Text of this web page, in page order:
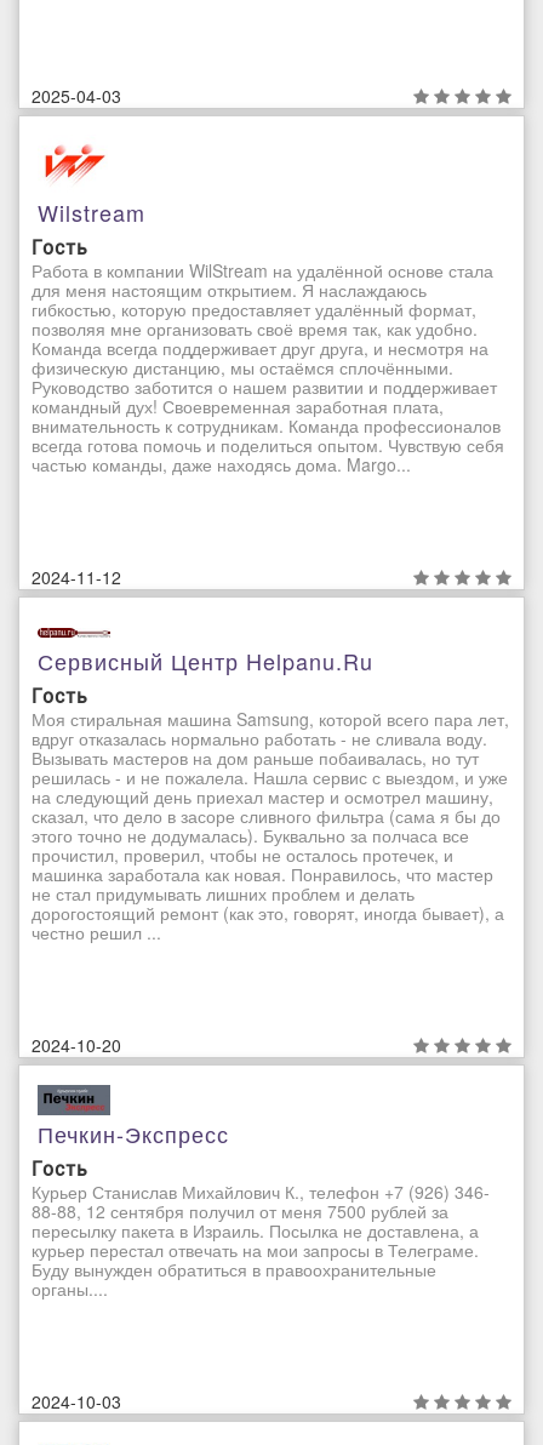
2025-04-03
Wilstream
Гость
Работа в компании WilStream на удалённой основе стала
для меня настоящим открытием. Я наслаждаюсь
гибкостью, которую предоставляет удалённый формат,
позволяя мне организовать своё время так, как удобно.
Команда всегда поддерживает друг друга, и несмотря на
физическую дистанцию, мы остаёмся сплочёнными.
Руководство заботится о нашем развитии и поддерживает
командный дух! Своевременная заработная плата,
внимательность к сотрудникам. Команда профессионалов
всегда готова помочь и поделиться опытом. Чувствую себя
частью команды, даже находясь дома. Margo...
2024-11-12
Сервисный Центр Helpanu.ru
Гость
Моя стиральная машина Samsung, которой всего пара лет,
вдруг отказалась нормально работать - не сливала воду.
Вызывать мастеров на дом раньше побаивалась, но тут
решилась - и не пожалела. Нашла сервис с выездом, и уже
на следующий день приехал мастер и осмотрел машину,
сказал, что дело в засоре сливного фильтра (сама я бы до
этого точно не додумалась). Буквально за полчаса все
прочистил, проверил, чтобы не осталось протечек, и
машинка заработала как новая. Понравилось, что мастер
не стал придумывать лишних проблем и делать
дорогостоящий ремонт (как это, говорят, иногда бывает), а
честно решил ...
2024-10-20
Печкин-Экспресс
Гость
Курьер Станислав Михайлович К., телефон +7 (926) 346-
88-88, 12 сентября получил от меня 7500 рублей за
пересылку пакета в Израиль. Посылка не доставлена, а
курьер перестал отвечать на мои запросы в Телеграме.
Буду вынужден обратиться в правоохранительные
органы....
2024-10-03